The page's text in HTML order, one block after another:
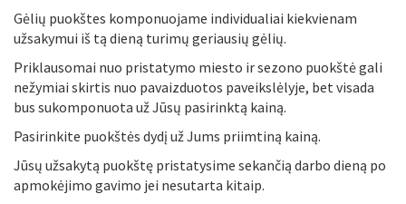
Gėlių puokštes komponuojame individualiai kiekvienam
užsakymui iš tą dieną turimų geriausių gėlių.
Priklausomai nuo pristatymo miesto ir sezono puokštė gali
nežymiai skirtis nuo pavaizduotos paveikslėlyje, bet visada
bus sukomponuota už Jūsų pasirinktą kainą.
Pasirinkite puokštės dydį už Jums priimtiną kainą.
Jūsų užsakytą puokštę pristatysime sekančią darbo dieną po
apmokėjimo gavimo jei nesutarta kitaip.